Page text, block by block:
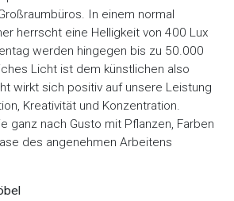
In einem normal
herrscht eine Helligkeit von 400 Lux
werden hingegen bis zu 50.000
Licht ist dem künstlichen also
wirkt sich positiv auf unsere Leistung
Kreativität und Konzentration.
ganz nach Gusto mit Pflanzen, Farben
des angenehmen Arbeitens